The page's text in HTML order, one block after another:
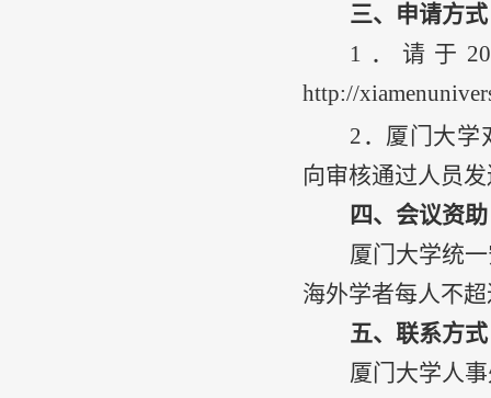
三、申请方式
1 ．请于
http://
2 ．厦门大学
向审核通过人员
四、会议资助
厦门大学统
海外学者每人不
五、联系方式
厦门大学人